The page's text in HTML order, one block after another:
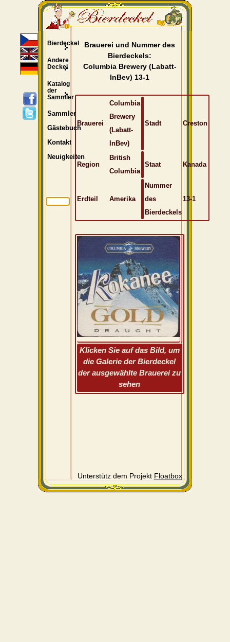
Brauerei und Nummer des
Bierdeckels:
Columbia Brewery (Labatt-
InBev) 13-1
Brauerei
Columbia
Brewery
(Labatt-
InBev)
Stadt Creston
Region
British
Columbia
Staat Kanada
Erdteil Amerika
Nummer
des
Bierdeckels
13-1
Klicken Sie auf das Bild, um
die Galerie der Bierdeckel
der ausgewählte Brauerei zu
sehen
Unterstütz dem Projekt Floatbox
Bierdeckel
Andere
Deckel
Katalog
der
Sammler
Sammler
Gästebuch
Kontakt
Neuigkeiten